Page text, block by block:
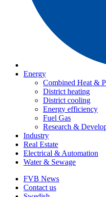
Energy
Combined Heat &
District heating
District cooling
Energy efficiency
Fuel Gas
Research &
Industry
Real Estate
Electrical & Automation
Water & Sewage
FVB News
Contact us